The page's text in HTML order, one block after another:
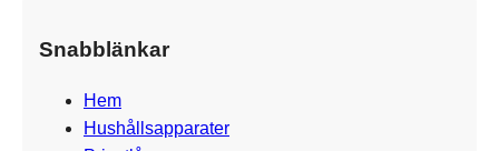
Snabblänkar
Hem
Hushållsapparater